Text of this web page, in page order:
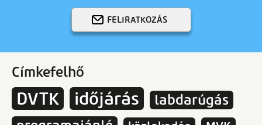
FELIRATKOZÁS
Címkefelhő
DVTK időjárás
labdarúgás